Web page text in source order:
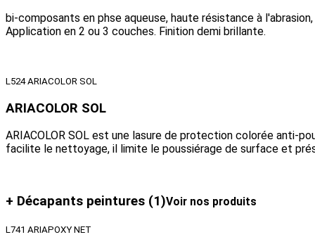
bi-composants en phse aqueuse, haute résistance à
Application en 2 ou 3 couches. Finition demi brillante.
L524 ARIACOLOR SOL
ARIACOLOR SOL
ARIACOLOR SOL est une lasure de protection colorée anti-
facilite le nettoyage, il limite le poussiérage de surface et
+ Décapants peintures (1)Voir nos produits
L741 ARIAPOXY NET